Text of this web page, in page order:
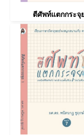
ตีศัพท์แตกกระจุ